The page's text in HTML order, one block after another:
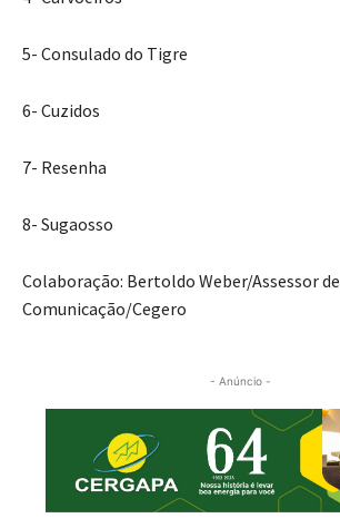
5- Consulado do Tigre
6- Cuzidos
7- Resenha
8- Sugaosso
Colaboração: Bertoldo Weber/Assessor de
Comunicação/Cegero
- Anúncio -